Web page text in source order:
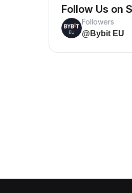
Follow Us on
Followers
@Bybit EU